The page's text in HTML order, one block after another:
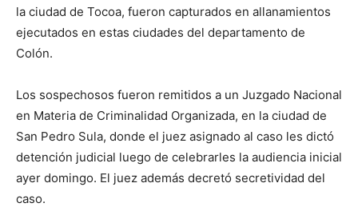
la ciudad de Tocoa, fueron capturados en allanamientos
ejecutados en estas ciudades del departamento de
Colón.
Los sospechosos fueron remitidos a un Juzgado Nacional
en Materia de Criminalidad Organizada, en la ciudad de
San Pedro Sula, donde el juez asignado al caso les dictó
detención judicial luego de celebrarles la audiencia inicial
ayer domingo. El juez además decretó secretividad del
caso.